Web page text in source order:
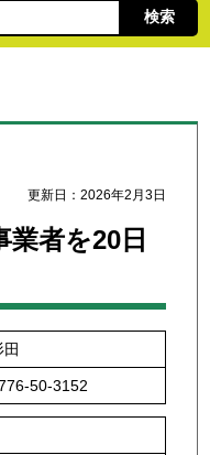
更新日：2026年2月3日
者を20日
50-3152